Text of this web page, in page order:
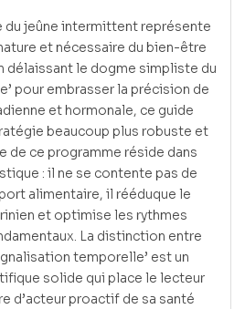
du jeûne intermittent représente
et nécessaire du bien-être
délaissant le dogme simpliste du
pour embrasser la précision de
et hormonale, ce guide
beaucoup plus robuste et
de ce programme réside dans
: il ne se contente pas de
alimentaire, il rééduque le
et optimise les rythmes
La distinction entre
temporelle’ est un
solide qui place le lecteur
d’acteur proactif de sa santé